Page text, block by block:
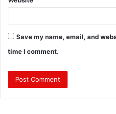
Save my name, email, and
time I comment.